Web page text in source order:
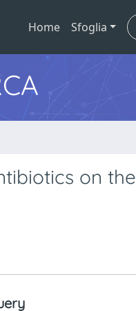
Home Sfoglia
on the